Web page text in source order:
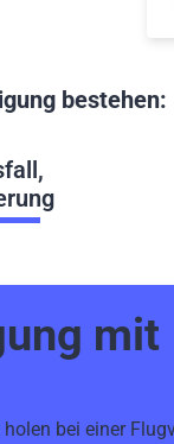
bestehen:
mit
bei einer